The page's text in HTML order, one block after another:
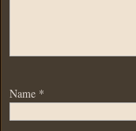
Name *